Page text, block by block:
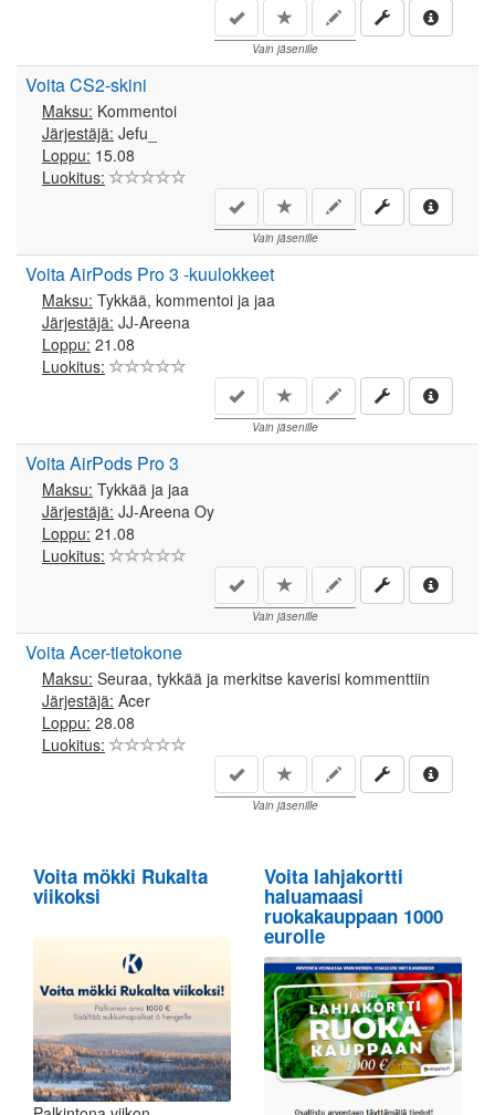
Vain jäsenille
Voita CS2-skini
Maksu: Kommentoi
Järjestäjä: Jefu_
Loppu: 15.08
Luokitus:
Vain jäsenille
Voita AirPods Pro 3 -kuulokkeet
Maksu: Tykkää, kommentoi ja jaa
Järjestäjä: JJ-Areena
Loppu: 21.08
Luokitus:
Vain jäsenille
Voita AirPods Pro 3
Maksu: Tykkää ja jaa
Järjestäjä: JJ-Areena Oy
Loppu: 21.08
Luokitus:
Vain jäsenille
Voita Acer-tietokone
Maksu: Seuraa, tykkää ja merkitse kaverisi kommenttiin
Järjestäjä: Acer
Loppu: 28.08
Luokitus:
Vain jäsenille
Voita mökki Rukalta
viikoksi
Voita lahjakortti
haluamaasi
ruokakauppaan 1000
eurolle